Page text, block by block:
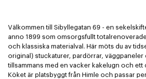
Välkommen till Sibyllegatan 69 - en
anno 1899 som omsorgsfullt
och klassiska materialval. Här möts du av
original) stuckaturer, pardörrar,
tillsammans med en vacker kakelugn och ett
Köket är platsbyggt från Himle och passar